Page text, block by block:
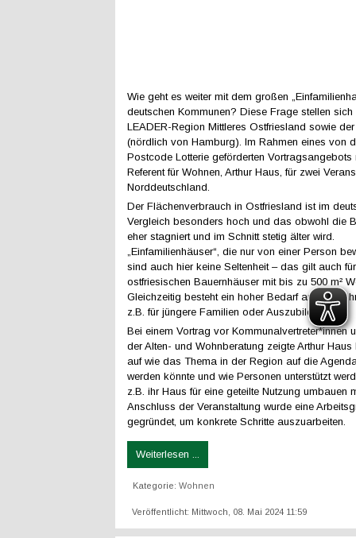
Wie geht es weiter mit dem großen
deutschen Kommunen? Diese Frage stellen
LEADER-Region Mittleres Ostfriesland sowie
(nördlich von Hamburg). Im Rahmen eines von
Postcode Lotterie geförderten Vortragsangebots
Referent für Wohnen, Arthur Haus, für zwei
Norddeutschland.
Der Flächenverbrauch in Ostfriesland ist im
Vergleich besonders hoch und das obwohl die
eher stagniert und im Schnitt stetig älter wird.
„Einfamilienhäuser“, die nur von einer Person
sind auch hier keine Seltenheit – das gilt auch
ostfriesischen Bauernhäuser mit bis zu 500 m²
Gleichzeitig besteht ein hoher Bedarf an
z.B. für jüngere Familien oder Auszubildende.
Bei einem Vortrag vor Kommunalvertreter*innen
der Alten- und Wohnberatung zeigte Arthur
auf wie das Thema in der Region auf die
werden könnte und wie Personen unterstützt
z.B. ihr Haus für eine geteilte Nutzung umbauen
Anschluss der Veranstaltung wurde eine
gegründet, um konkrete Schritte auszuarbeiten.
Weiterlesen ...
Kategorie: Wohnen
Veröffentlicht: Mittwoch, 08. Mai 2024 11:59